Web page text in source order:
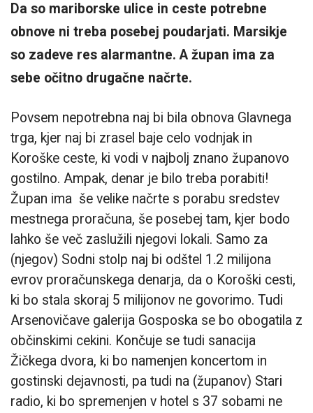
Da so mariborske ulice in ceste potrebne
obnove ni treba posebej poudarjati. Marsikje
so zadeve res alarmantne. A župan ima za
sebe očitno drugačne načrte.
Povsem nepotrebna naj bi bila obnova Glavnega
trga, kjer naj bi zrasel baje celo vodnjak in
Koroške ceste, ki vodi v najbolj znano županovo
gostilno. Ampak, denar je bilo treba porabiti!
Župan ima še velike načrte s porabu sredstev
mestnega proračuna, še posebej tam, kjer bodo
lahko še več zaslužili njegovi lokali. Samo za
(njegov) Sodni stolp naj bi odštel 1.2 milijona
evrov proračunskega denarja, da o Koroški cesti,
ki bo stala skoraj 5 milijonov ne govorimo. Tudi
Arsenovičave galerija Gosposka se bo obogatila z
občinskimi cekini. Končuje se tudi sanacija
Žičkega dvora, ki bo namenjen koncertom in
gostinski dejavnosti, pa tudi na (županov) Stari
radio, ki bo spremenjen v hotel s 37 sobami ne